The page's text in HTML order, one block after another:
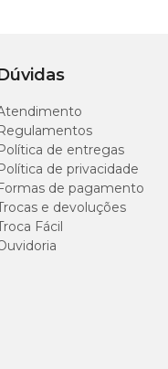
higiênica do seu gato, o
gradualmente no decorrer
de entregas
de privacidade
de pagamento
e devoluções
Fácil